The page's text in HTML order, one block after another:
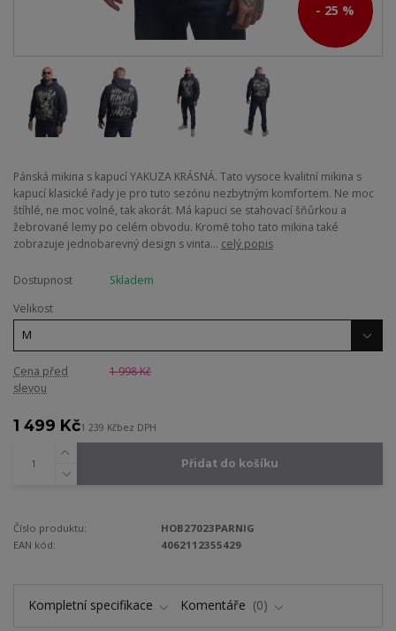
- 25 %
Pánská mikina s kapucí YAKUZA KRÁSNÁ. Tato vysoce kvalitní mikina s
kapucí klasické řady je pro tuto sezónu nezbytným komfortem. Ne moc
štíhlé, ne moc volné, tak akorát. Má kapuci se stahovací šňůrkou a
žebrované lemy po celém obvodu. Kromě toho tato mikina také
zobrazuje jednobarevný design s vinta... celý popis
Dostupnost
Skladem
Velikost
Cena před
slevou
1 998 Kč
1 499 Kč1 239 Kčbez DPH
Přidat do košíku
Číslo produktu:
HOB27023PARNIG
EAN kód:
4062112355429
Kompletní specifikace Komentáře 0